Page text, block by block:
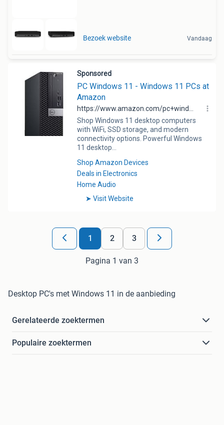
Bezoek website Vandaag
1 2 3
Pagina 1 van 3
Desktop PC's met Windows 11 in de aanbieding
Gerelateerde zoektermen
Populaire zoektermen